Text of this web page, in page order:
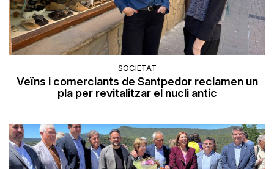
SOCIETAT
Veïns i comerciants de Santpedor reclamen un
pla per revitalitzar el nucli antic